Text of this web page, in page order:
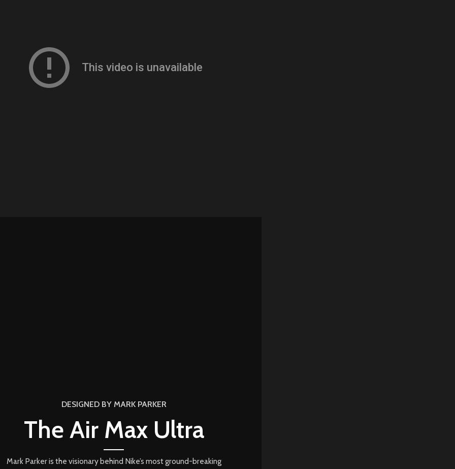
DESIGNED BY MARK PARKER
The Air Max Ultra
Mark Parker is the visionary behind Nike’s most ground-breaking